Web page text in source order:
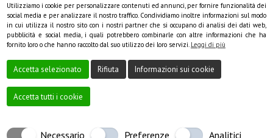
COOKIE POLICY
Creato da Local Web – Agenzia Web Marketing MilanoCopyrights © 2021
Utilizziamo i cookie per personalizzare contenuti ed annunci, per fornire funzionalità dei
social media e per analizzare il nostro traffico. Condividiamo inoltre informazioni sul modo
in cui utilizza il nostro sito con i nostri partner che si occupano di analisi dei dati web,
pubblicità e social media, i quali potrebbero combinarle con altre informazioni che ha
fornito loro o che hanno raccolto dal suo utilizzo dei loro servizi. Leggi di più
Accetta selezionato Rifiuta Informazioni sui cookie
Accetta tutti i cookie
Necessario Preferenze Analitici